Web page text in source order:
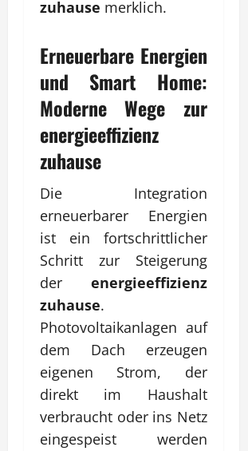
zuhause merklich.
Erneuerbare Energien
und Smart Home:
Moderne Wege zur
energieeffizienz
zuhause
Die Integration
erneuerbarer Energien
ist ein fortschrittlicher
Schritt zur Steigerung
der energieeffizienz
zuhause.
Photovoltaikanlagen auf
dem Dach erzeugen
eigenen Strom, der
direkt im Haushalt
verbraucht oder ins Netz
eingespeist werden